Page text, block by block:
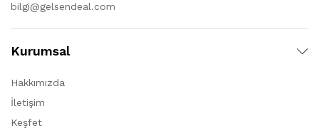
bilgi@gelsendeal.com
Kurumsal
Hakkımızda
İletişim
Keşfet